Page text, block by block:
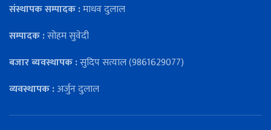
संस्थापक सम्पादक :माधव दुलाल
सम्पादक :सोहम सुवेदी
बजार ब्यवस्थापक :सुदिप सत्याल (9861629077)
व्यवस्थापक :अर्जुन दुलाल